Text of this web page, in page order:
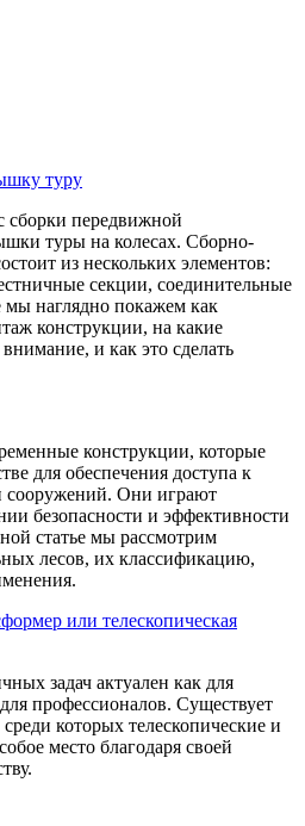
туру
передвижной
туры на колесах. Сборно-
из нескольких элементов:
секции, соединительные
мы наглядно покажем как
конструкции, на какие
и как это сделать
конструкции, которые
для обеспечения доступа к
сооружений. Они играют
безопасности и эффективности
статье мы рассмотрим
лесов, их классификацию,
или телескопическая
задач актуален как для
профессионалов. Существует
которых телескопические и
место благодаря своей